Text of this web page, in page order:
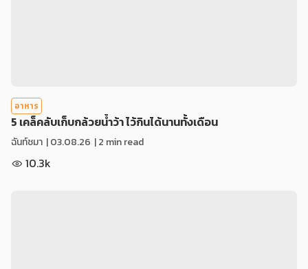
อาหาร
5 เคล็คลับเก็บกล้วยน้ำว้า ไว้กินได้นานทั้งเดือน
ฉันท์ชมา |03.08.26 | 2 min read
10.3k